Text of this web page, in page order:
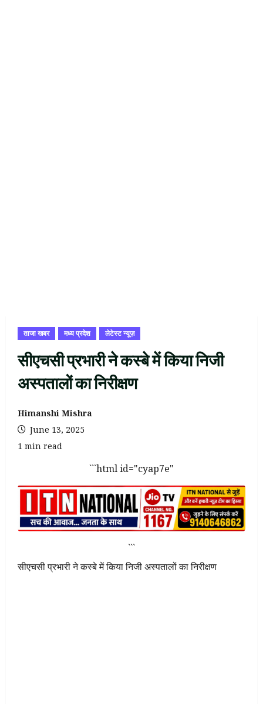
ताजा खबर मध्य प्रदेश लेटेस्ट न्यूज़
सीएचसी प्रभारी ने कस्बे में किया निजी
अस्पतालों का निरीक्षण
Himanshi Mishra
June 13, 2025
1 min read
```html id="cyap7e"
```
सीएचसी प्रभारी ने कस्बे में किया निजी अस्पतालों का निरीक्षण